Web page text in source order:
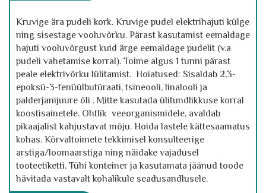
Kruvige ära pudeli kork. Kruvige pudel elektrihajuti külge
ning sisestage vooluvõrku. Pärast kasutamist eemaldage
hajuti vooluvõrgust kuid ärge eemaldage pudelit (v.a
pudeli vahetamise korral). Toime algus 1 tunni pärast
peale elektrivõrku lülitamist. Hoiatused: Sisaldab 2,3-
epoksü-3-fenüülbutüraati, tsineooli, linalooli ja
palderjanijuure õli . Mitte kasutada ülitundlikkuse korral
koostisainetele. Ohtlik veeorganismidele, avaldab
pikaajalist kahjustavat mõju. Hoida lastele kättesaamatus
kohas. Kõrvaltoimete tekkimisel konsulteerige
arstiga/loomaarstiga ning näidake vajadusel
tooteetiketti. Tühi konteiner ja kasutamata jäänud toode
hävitada vastavalt kohalikule seadusandlusele.